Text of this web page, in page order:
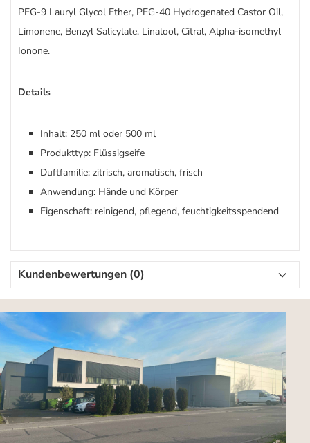
PEG-9 Lauryl Glycol Ether, PEG-40 Hydrogenated Castor Oil,
Limonene, Benzyl Salicylate, Linalool, Citral, Alpha-isomethyl
Ionone.
Details
Inhalt: 250 ml oder 500 ml
Produkttyp: Flüssigseife
Duftfamilie: zitrisch, aromatisch, frisch
Anwendung: Hände und Körper
Eigenschaft: reinigend, pflegend, feuchtigkeitsspendend
Kundenbewertungen (0)